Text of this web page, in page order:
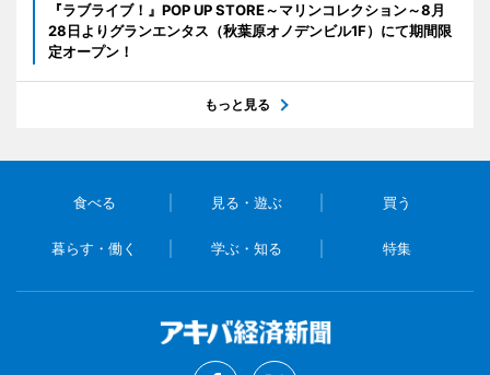
『ラブライブ！』POP UP STORE～マリンコレクション～8月
28日よりグランエンタス（秋葉原オノデンビル1F）にて期間限
定オープン！
もっと見る
食べる 見る・遊ぶ 買う
暮らす・働く 学ぶ・知る 特集